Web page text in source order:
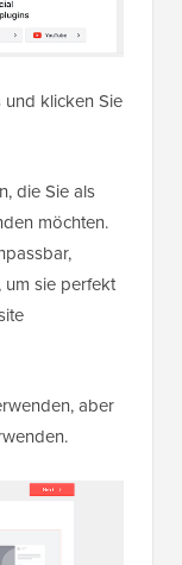
klicken Sie
die Sie als
möchten.
um sie perfekt
aber